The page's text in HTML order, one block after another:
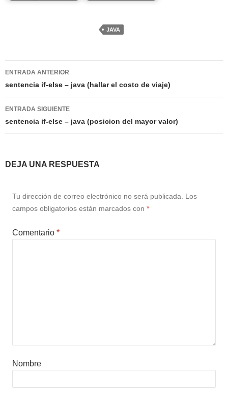
JAVA
Navegación
de
entradas
ENTRADA ANTERIOR
sentencia if-else – java (hallar el costo de viaje)
ENTRADA SIGUIENTE
sentencia if-else – java (posicion del mayor valor)
DEJA UNA RESPUESTA
Tu dirección de correo electrónico no será publicada. Los
campos obligatorios están marcados con *
Comentario *
Nombre